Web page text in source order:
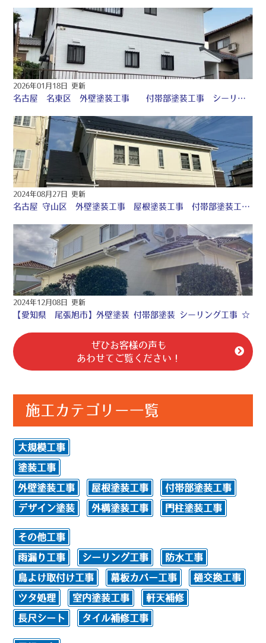
2026年01月18日 更新
名古屋 名東区 外壁塗装工事 付帯部塗装工事 シーリング工事 ♤
2024年08月27日 更新
名古屋 守山区 外壁塗装工事 屋根塗装工事 付帯部塗装工事 シーリング工事 ♢
2024年12月08日 更新
【愛知県 尾張旭市】外壁塗装 付帯部塗装 シーリング工事 ☆
ぜひお客様の声も
あわせてご覧ください！
施工カテゴリー一覧
大規模工事
塗装工事
外壁塗装工事 屋根塗装工事 付帯部塗装工事
デザイン塗装 外構塗装工事 門柱塗装工事
その他工事
雨漏り工事 シーリング工事 防水工事
鳥よけ取付け工事 幕板カバー工事 樋交換工事
ツタ処理 室内塗装工事 軒天補修
長尺シート タイル補修工事